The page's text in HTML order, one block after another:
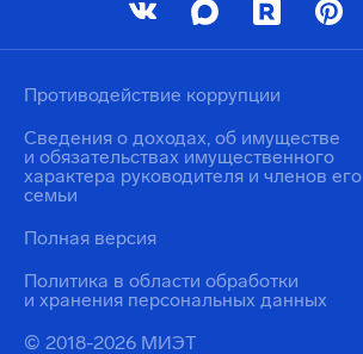
© 2018-2026 МИЭТ
Политика в области обработки
и хранения персональных данных
Противодействие коррупции
Сведения о доходах, об имуществе
и обязательствах имущественного
характера руководителя и членов его
семьи
Полная версия